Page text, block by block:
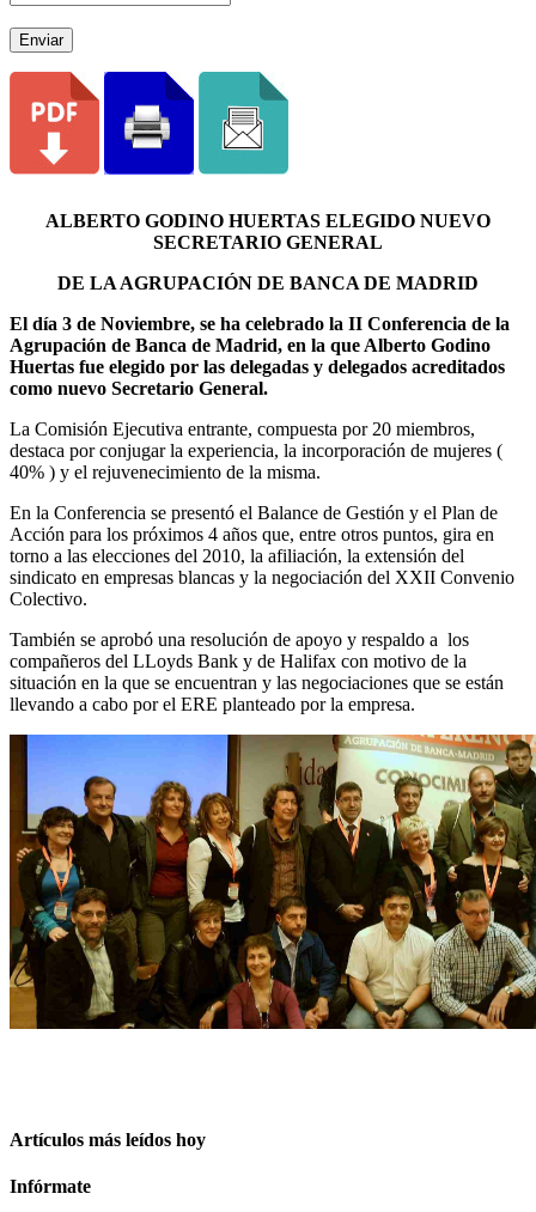
Enviar
ALBERTO GODINO HUERTAS ELEGIDO NUEVO
SECRETARIO GENERAL
DE LA AGRUPACIÓN DE BANCA DE MADRID
El día 3 de Noviembre, se ha celebrado la II Conferencia de la
Agrupación de Banca de Madrid, en la que Alberto Godino
Huertas fue elegido por las delegadas y delegados acreditados
como nuevo Secretario General.
La Comisión Ejecutiva entrante, compuesta por 20 miembros,
destaca por conjugar la experiencia, la incorporación de mujeres (
40% ) y el rejuvenecimiento de la misma.
En la Conferencia se presentó el Balance de Gestión y el Plan de
Acción para los próximos 4 años que, entre otros puntos, gira en
torno a las elecciones del 2010, la afiliación, la extensión del
sindicato en empresas blancas y la negociación del XXII Convenio
Colectivo.
También se aprobó una resolución de apoyo y respaldo a los
compañeros del LLoyds Bank y de Halifax con motivo de la
situación en la que se encuentran y las negociaciones que se están
llevando a cabo por el ERE planteado por la empresa.
Artículos más leídos hoy
Infórmate